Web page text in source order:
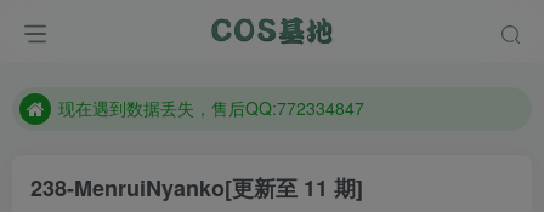
现在遇到数据丢失，售后QQ:772334847
防失联：百度搜索《趣画刊》，实时查看最新站点。
238-MenruiNyanko[更新至 11 期]